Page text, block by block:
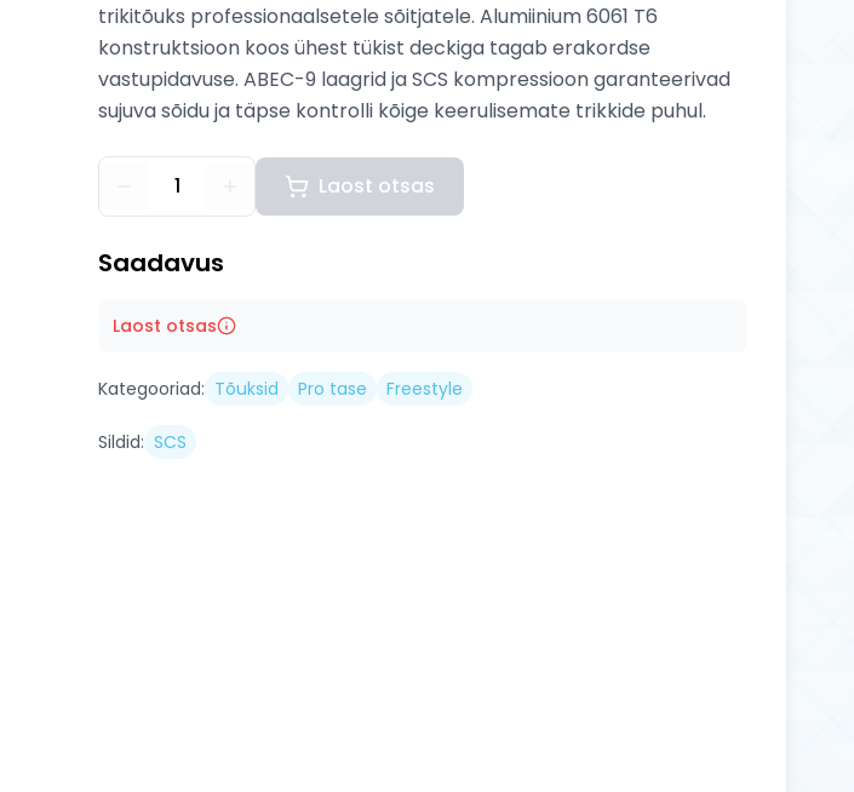
trikitõuks professionaalsetele sõitjatele. Alumiinium 6061 T6
konstruktsioon koos ühest tükist deckiga tagab erakordse
vastupidavuse. ABEC-9 laagrid ja SCS kompressioon garanteerivad
sujuva sõidu ja täpse kontrolli kõige keerulisemate trikkide puhul.
1 Laost otsas
Saadavus
Laost otsas
Kategooriad: Tõuksid Pro tase Freestyle
Sildid: SCS